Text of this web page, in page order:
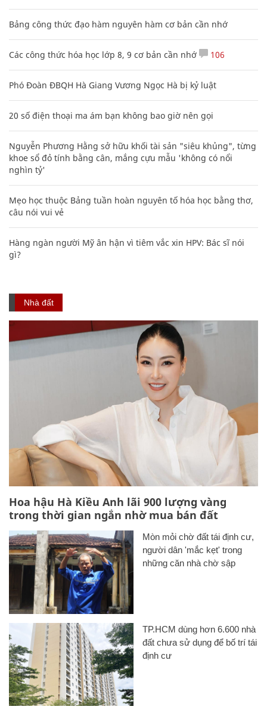
Bảng công thức đạo hàm nguyên hàm cơ bản cần nhớ
Các công thức hóa học lớp 8, 9 cơ bản cần nhớ 106
Phó Đoàn ĐBQH Hà Giang Vương Ngọc Hà bị kỷ luật
20 số điện thoại ma ám bạn không bao giờ nên gọi
Nguyễn Phương Hằng sở hữu khối tài sản "siêu khủng", từng
khoe sổ đỏ tính bằng cân, mắng cựu mẫu 'không có nổi
nghìn tỷ'
Mẹo học thuộc Bảng tuần hoàn nguyên tố hóa học bằng thơ,
câu nói vui vẻ
Hàng ngàn người Mỹ ân hận vì tiêm vắc xin HPV: Bác sĩ nói
gì?
Nhà đất
Hoa hậu Hà Kiều Anh lãi 900 lượng vàng
trong thời gian ngắn nhờ mua bán đất
Mòn mỏi chờ đất tái định cư,
người dân 'mắc kẹt' trong
những căn nhà chờ sập
TP.HCM dùng hơn 6.600 nhà
đất chưa sử dụng để bố trí tái
định cư